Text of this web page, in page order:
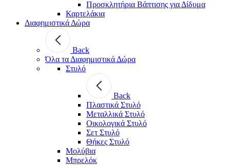
Προσκλητήρια Βάπτισης για Δίδυμα
Καρτελάκια
Διαφημιστικά Δώρα
Back
Όλα τα Διαφημιστικά Δώρα
Στυλό
Back
Πλαστικά Στυλό
Μεταλλικά Στυλό
Οικολογικά Στυλό
Σετ Στυλό
Θήκες Στυλό
Μολύβια
Μπρελόκ